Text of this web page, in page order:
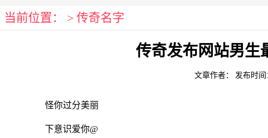
电信传奇sf发布网 合击sf发布网
当前位置： > 传奇名字
传奇发布网站男生
文章作者： 发布时间
怪你过分美丽
下意识爱你@